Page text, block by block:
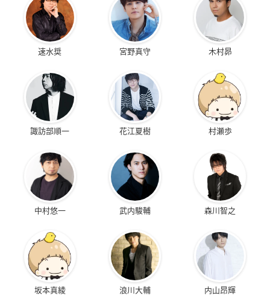
速水奨 宮野真守 木村昴
諏訪部順一 花江夏樹 村瀬歩
中村悠一 武内駿輔 森川智之
坂本真綾 浪川大輔 内山昂輝